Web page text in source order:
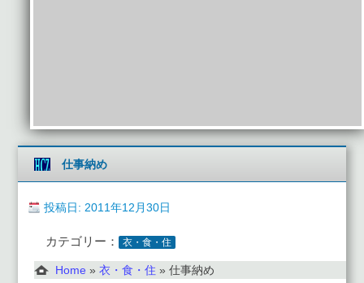
仕事納め
投稿日: 2011年12月30日
カテゴリー： 衣・食・住
Home » 衣・食・住 » 仕事納め